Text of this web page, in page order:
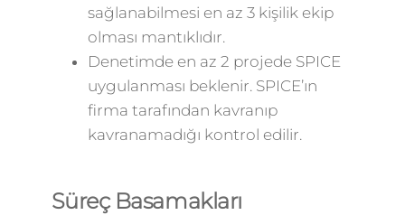
sağlanabilmesi en az 3 kişilik ekip
olması mantıklıdır.
Denetimde en az 2 projede SPICE
uygulanması beklenir. SPICE’ın
firma tarafından kavranıp
kavranamadığı kontrol edilir.
Süreç Basamakları